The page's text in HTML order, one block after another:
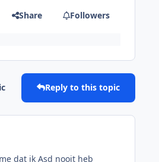
Share Followers
Reply to this topic
dat ik Asd nooit heb